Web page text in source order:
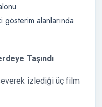
alanlarında
Taşındı
izlediği üç film